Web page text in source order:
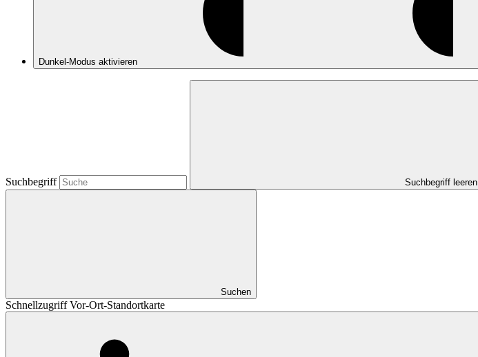
Dunkel-Modus aktivieren
Suchbegriff Suchbegriff leeren
Suchen
Schnellzugriff Vor-Ort-Standortkarte